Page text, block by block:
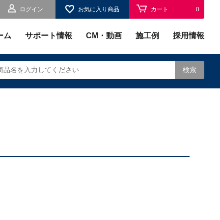
ログイン お気に入り商品 カート 0
ム サポート情報 CM・動画 施工例 採用情報
検索